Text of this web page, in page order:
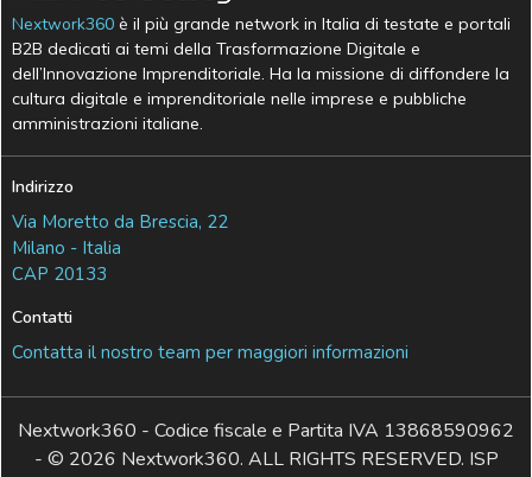
Nextwork360 è il più grande network in Italia di testate e portali
B2B dedicati ai temi della Trasformazione Digitale e
dell’Innovazione Imprenditoriale. Ha la missione di diffondere la
cultura digitale e imprenditoriale nelle imprese e pubbliche
amministrazioni italiane.
Indirizzo
Via Moretto da Brescia, 22
Milano - Italia
CAP 20133
Contatti
Contatta il nostro team per maggiori informazioni
Nextwork360 - Codice fiscale e Partita IVA 13868590962
- © 2026 Nextwork360. ALL RIGHTS RESERVED. ISP